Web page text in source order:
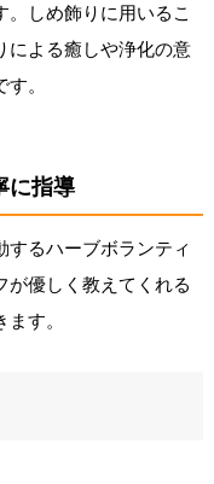
。しめ飾りに用いるこ
による癒しや浄化の意
。
に指導
るハーブボランティ
が優しく教えてくれる
す。